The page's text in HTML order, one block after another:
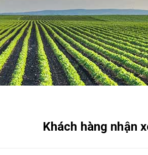
Khách hàng nhận